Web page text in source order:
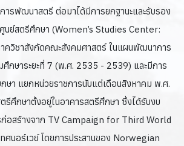
ารพัฒนาสตรี ต่อมาได้มีการยกฐานะและรับรอง
นย์สตรีศึกษา (Women’s Studies Center:
าควิชาสังกัดคณะสังคมศาสตร์ ในแผนพัฒนาการ
กษาระยะที่ 7 (พ.ศ. 2535 - 2539) และมีการ
กษา แยกหน่วยราชการนับแต่เดือนสิงหาคม พ.ศ.
ศึกษาตั้งอยู่ในอาคารสตรีศึกษา ซึ่งได้รับงบ
ก่อสร้างจาก TV Campaign for Third World
ศนอร์เวย์ โดยการประสานของ Norwegian